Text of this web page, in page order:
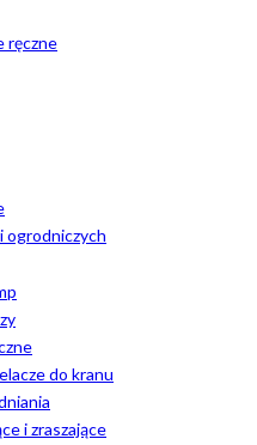
ręczne
ogrodniczych
do kranu
i zraszające